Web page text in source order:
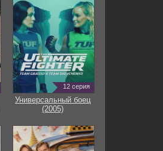
12 серия
Универсальный боец
(2005)